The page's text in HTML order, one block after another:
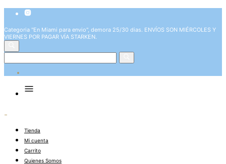
Categoria "En Miami para envio", demora 25/30 dias. ENVÍOS SON MIÉRCOLES Y
VIERNES POR PAGAR VÍA STARKEN.
Tienda
Mi cuenta
Carrito
Quienes Somos